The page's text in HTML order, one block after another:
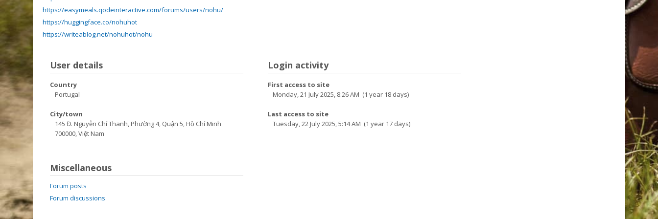
https://easymeals.qodeinteractive.com/forums/users/nohu/
https://huggingface.co/nohuhot
https://writeablog.net/nohuhot/nohu
User details
Country
Portugal
City/town
145 Đ. Nguyễn Chí Thanh, Phường 4, Quận 5, Hồ Chí Minh
700000, Việt Nam
Miscellaneous
Forum posts
Forum discussions
Login activity
First access to site
Monday, 21 July 2025, 8:26 AM (1 year 18 days)
Last access to site
Tuesday, 22 July 2025, 5:14 AM (1 year 17 days)